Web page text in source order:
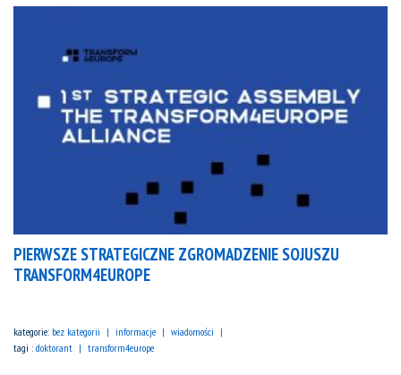
PIERWSZE STRATEGICZNE ZGROMADZENIE SOJUSZU
TRANSFORM4EUROPE
kategorie: bez kategorii informacje
wiadomości
tagi : doktorant transform4europe